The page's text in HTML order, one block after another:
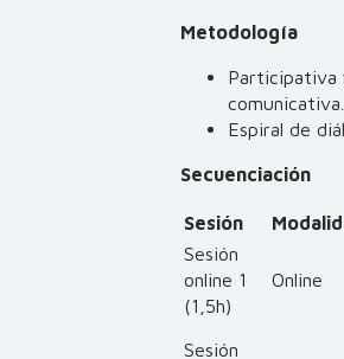
Metodología
Participativa
comunicativa.
Espiral de
Secuenciación
Sesión
Sesión
online 1
(1,5h)
Online
Sesión